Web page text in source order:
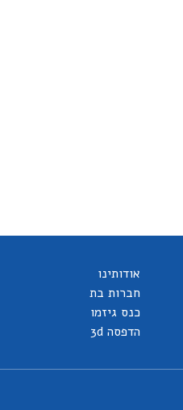
אודותינו
חברות בת
כנס גיזמו
הדפסה 3d